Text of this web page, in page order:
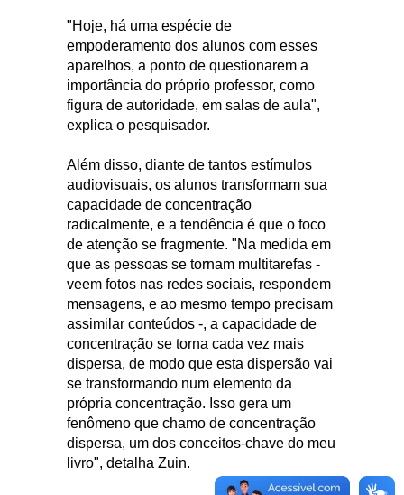
"Hoje, há uma espécie de
empoderamento dos alunos com esses
aparelhos, a ponto de questionarem a
importância do próprio professor, como
figura de autoridade, em salas de aula",
explica o pesquisador.
Além disso, diante de tantos estímulos
audiovisuais, os alunos transformam sua
capacidade de concentração
radicalmente, e a tendência é que o foco
de atenção se fragmente. "Na medida em
que as pessoas se tornam multitarefas -
veem fotos nas redes sociais, respondem
mensagens, e ao mesmo tempo precisam
assimilar conteúdos -, a capacidade de
concentração se torna cada vez mais
dispersa, de modo que esta dispersão vai
se transformando num elemento da
própria concentração. Isso gera um
fenômeno que chamo de concentração
dispersa, um dos conceitos-chave do meu
livro", detalha Zuin.